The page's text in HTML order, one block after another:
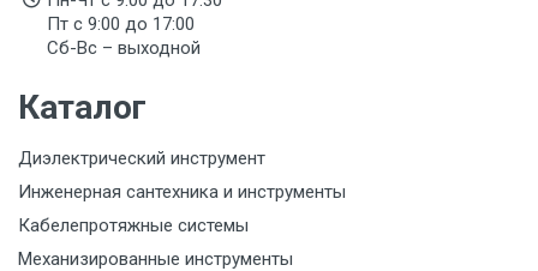
Срок годности
Указан на упаковке / в паспорте товара
Товар соответствует требованиям технических
сертификата/декларации соответствия содержатся
в сопроводительной документации к товару и
предоставляются по запросу покупателя
Пт с 9:00 до 17:00
Сб-Вс – выходной
Каталог
Диэлектрический инструмент
Инженерная сантехника и инструменты
Кабелепротяжные системы
Механизированные инструменты